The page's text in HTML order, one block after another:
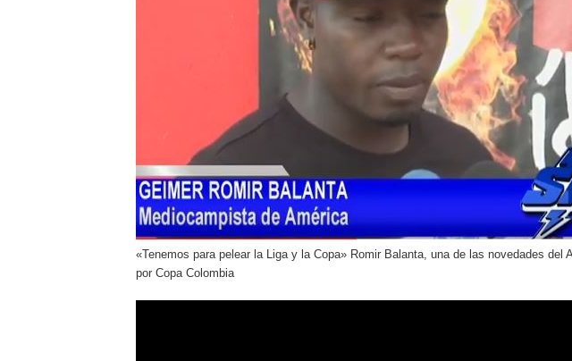
«Tenemos para pelear la Liga y la Copa» Romir Balanta, una de las novedades del
por Copa Colombia